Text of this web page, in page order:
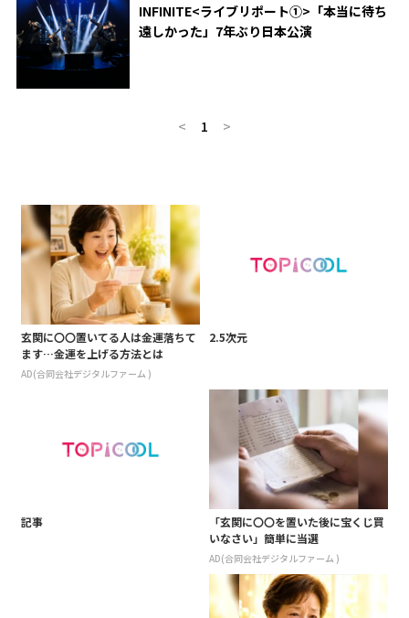
INFINITE<ライブリポート①>「本当に待ち
遠しかった」7年ぶり日本公演
< 1 >
玄関に〇〇置いてる人は金運落ちて
ます…金運を上げる方法とは
AD(合同会社デジタルファーム )
2.5次元
記事
「玄関に〇〇を置いた後に宝くじ買
いなさい」簡単に当選
AD(合同会社デジタルファーム )